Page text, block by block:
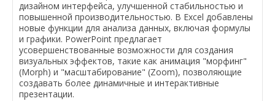
дизайном интерфейса, улучшенной стабильностью и
повышенной производительностью. В Excel добавлены
новые функции для анализа данных, включая формулы
и графики. PowerPoint предлагает
усовершенствованные возможности для создания
визуальных эффектов, такие как анимация "морфинг"
(Morph) и "масштабирование" (Zoom), позволяющие
создавать более динамичные и интерактивные
презентации.